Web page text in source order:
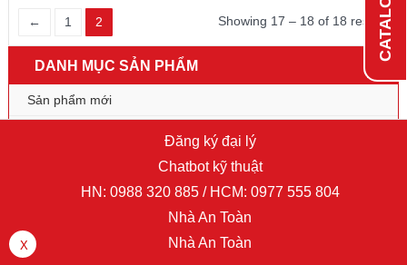
← 1 2 Showing 17 – 18 of 18 results
DANH MỤC SẢN PHẨM
Sản phẩm mới
HD-TVI camera
Traffic
Đăng ký đại lý
Chatbot kỹ thuật
HN: 0988 320 885/ HCM: 0977 555 804
Nhà An Toàn
Nhà An Toàn
X